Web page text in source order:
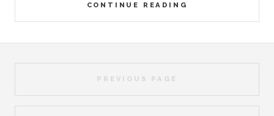
CONTINUE READING
PREVIOUS PAGE